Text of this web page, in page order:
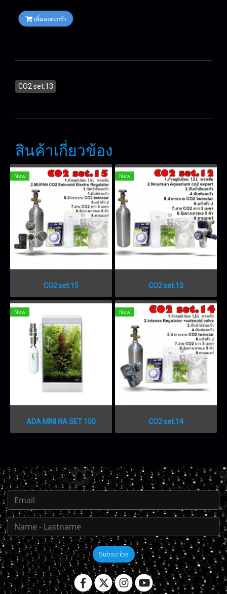
CO2 set.13
สินค้าเกี่ยวข้อง
New
CO2 set.15
New
CO2 set.12
New
ADA MINI NA SET 150
New
CO2 set.14
Subscribe